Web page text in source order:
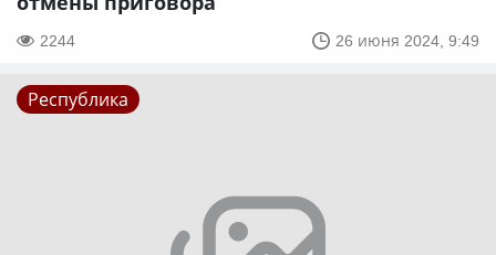
2244 26 июня 2024, 9:49
Республика